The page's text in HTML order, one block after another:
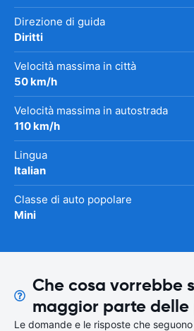
Direzione di guida
Diritti
Velocità massima in città
50 km/h
Velocità massima in autostrada
110 km/h
Lingua
Italian
Classe di auto popolare
Mini
Che cosa vorrebbe
maggior parte delle
Le domande e le risposte che